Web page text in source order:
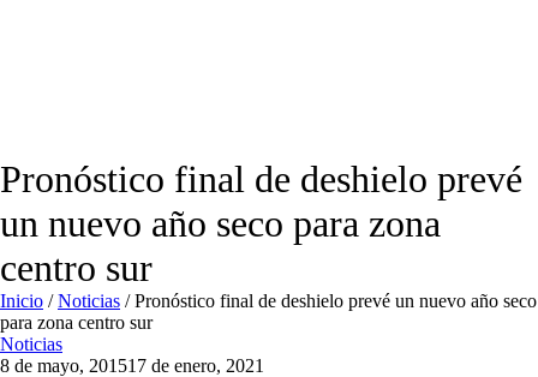
Pronóstico final de deshielo prevé
un nuevo año seco para zona
centro sur
Inicio /Noticias /Pronóstico final de deshielo prevé un nuevo año seco
para zona centro sur
Noticias
8 de mayo, 201517 de enero, 2021